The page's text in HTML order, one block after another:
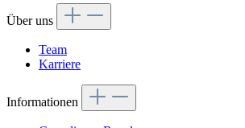
Über uns
Team
Karriere
Informationen